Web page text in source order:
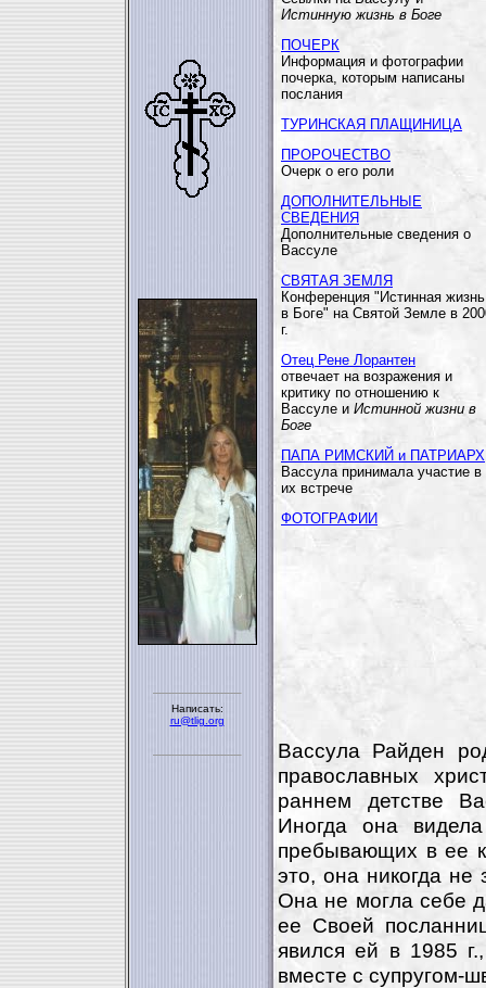
Написать:
ru@tlig.org
Истинную жизнь в Боге
ПОЧЕРК
Информация и фотографии
почерка, которым написаны
послания
ТУРИНСКАЯ ПЛАЩИНИЦА
ПРОРОЧЕСТВО
Очерк о его роли
ДОПОЛНИТЕЛЬНЫЕ
СВЕДЕНИЯ
Дополнительные сведения о
Вассуле
СВЯТАЯ ЗЕМЛЯ
Конференция "Истинная жизнь
в Боге" на Святой Земле в
г.
Отец Рене Лорантен
отвечает на возражения и
критику по отношению к
Вассуле и Истинной жизни в
Боге
ПАПА РИМСКИЙ и ПАТРИАРХ
Вассула принимала участие в
их встрече
ФОТОГРАФИИ
Вассула Райден
православных
раннем детстве
Иногда она
пребывающих в ее
это, она никогда
Она не могла себе
ее Своей
явился ей в 1985
вместе с супругом-